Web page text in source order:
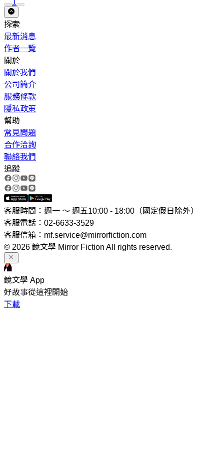
探索
最新消息
作者一覽
關於
關於我們
公司簡介
服務條款
隱私政策
幫助
常見問題
合作洽詢
聯絡我們
追蹤
客服時間：週一 ～ 週五10:00 - 18:00（國定假日除外）
客服電話：02-6633-3529
客服信箱：mf.service@mirrorfiction.com
© 2026 鏡文學 Mirror Fiction All rights reserved.
鏡文學 App
好故事從這裡開始
下載